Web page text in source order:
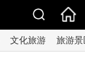
文化旅游 旅游景